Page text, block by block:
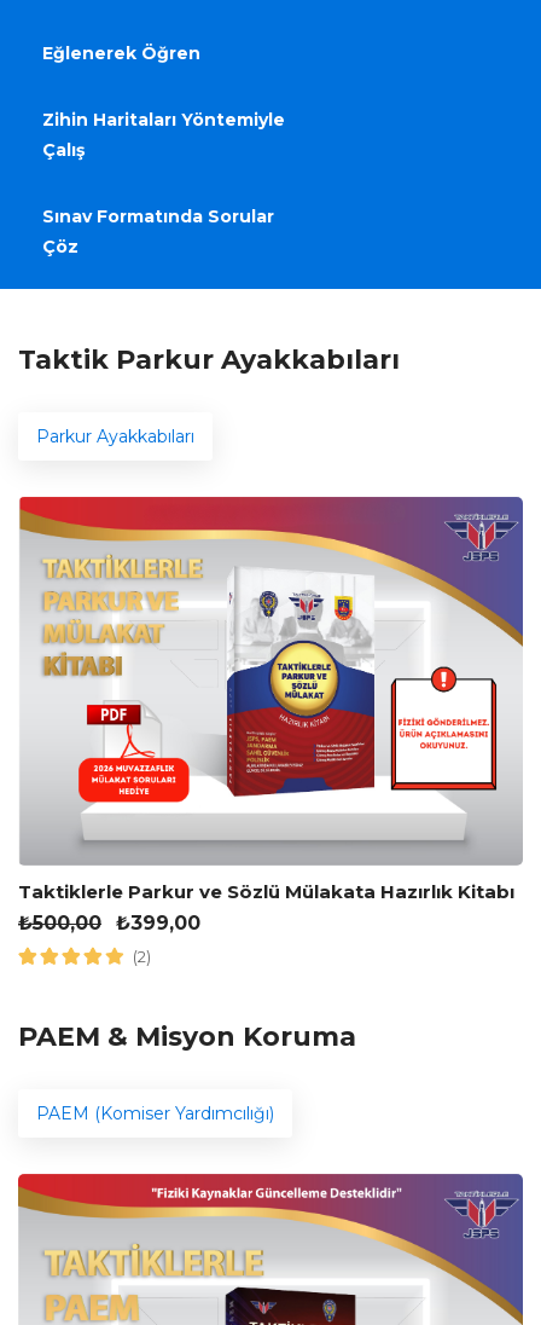
Eğlenerek Öğren
Zihin Haritaları Yöntemiyle
Çalış
Sınav Formatında Sorular
Çöz
Taktik Parkur Ayakkabıları
Parkur Ayakkabıları
Taktiklerle Parkur ve Sözlü Mülakata Hazırlık Kitabı
₺500,00 ₺399,00
(2)
PAEM & Misyon Koruma
PAEM (Komiser Yardımcılığı)